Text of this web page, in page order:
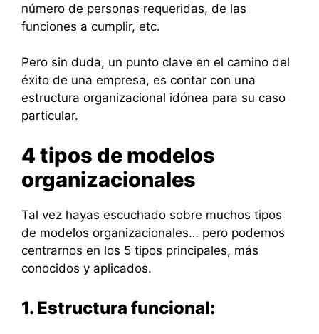
número de personas requeridas, de las
funciones a cumplir, etc.
Pero sin duda, un punto clave en el camino del
éxito de una empresa, es contar con una
estructura organizacional idónea para su caso
particular.
4 tipos de modelos
organizacionales
Tal vez hayas escuchado sobre muchos tipos
de modelos organizacionales… pero podemos
centrarnos en los 5 tipos principales, más
conocidos y aplicados.
1. Estructura funcional: